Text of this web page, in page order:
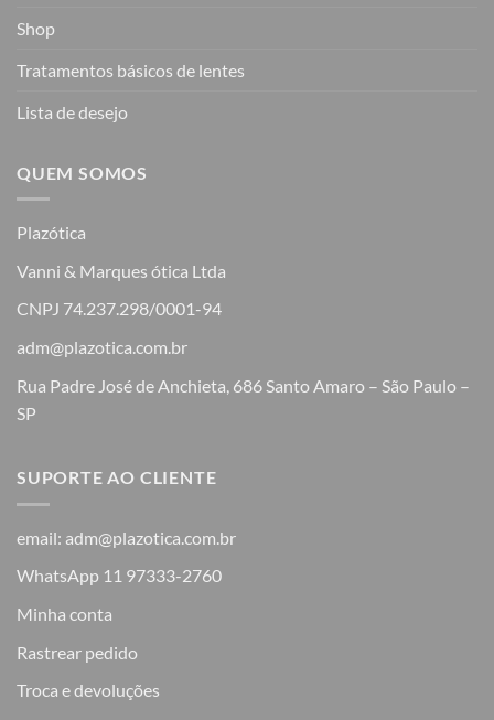
Shop
Tratamentos básicos de lentes
Lista de desejo
QUEM SOMOS
Plazótica
Vanni & Marques ótica Ltda
CNPJ 74.237.298/0001-94
adm@plazotica.com.br
Rua Padre José de Anchieta, 686 Santo Amaro – São Paulo –
SP
SUPORTE AO CLIENTE
email: adm@plazotica.com.br
WhatsApp 11 97333-2760
Minha conta
Rastrear pedido
Troca e devoluções